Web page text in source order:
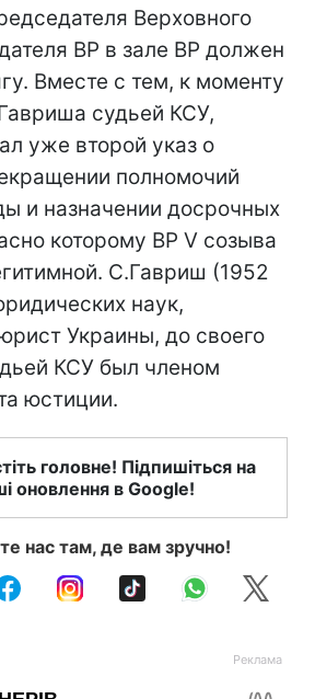
Верховного
ВР в зале ВР должен
Вместе с тем, к моменту
судьей КСУ,
уже второй указ о
полномочий
и назначении досрочных
которому ВР V созыва
С.Гавриш (1952
наук,
Украины, до своего
КСУ был членом
юстиции.
головне! Підпишіться на
оновлення в Google!
нас там, де вам зручно!